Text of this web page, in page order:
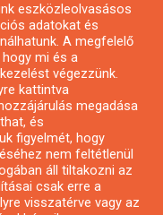
eszközleolvasásos
adatokat és
A megfelelő
mi és a
végezzünk.
kattintva
megadása
és
figyelmét, hogy
nem feltétlenül
áll tiltakozni az
csak erre a
visszatérve vagy az